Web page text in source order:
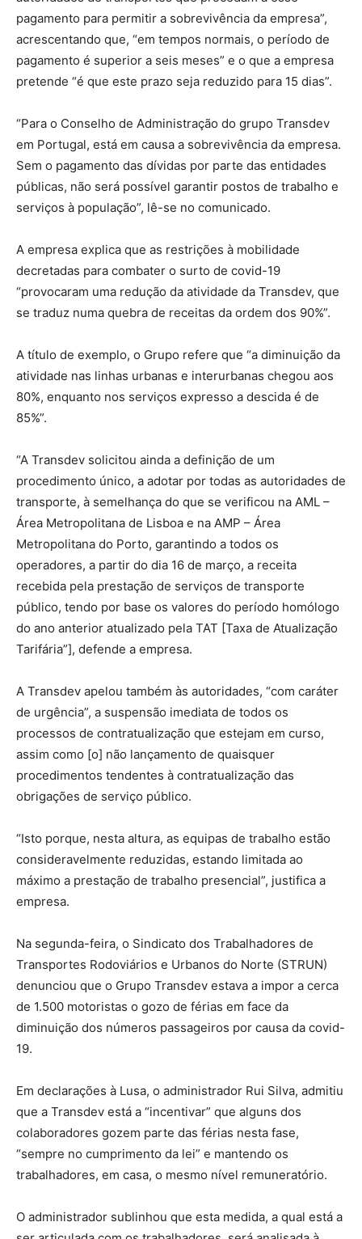
pagamento para permitir a sobrevivência da empresa”,
acrescentando que, “em tempos normais, o período de
pagamento é superior a seis meses” e o que a empresa
pretende “é que este prazo seja reduzido para 15 dias”.
“Para o Conselho de Administração do grupo Transdev
em Portugal, está em causa a sobrevivência da empresa.
Sem o pagamento das dívidas por parte das entidades
públicas, não será possível garantir postos de trabalho e
serviços à população”, lê-se no comunicado.
A empresa explica que as restrições à mobilidade
decretadas para combater o surto de covid-19
“provocaram uma redução da atividade da Transdev, que
se traduz numa quebra de receitas da ordem dos 90%”.
A título de exemplo, o Grupo refere que “a diminuição da
atividade nas linhas urbanas e interurbanas chegou aos
80%, enquanto nos serviços expresso a descida é de
85%”.
“A Transdev solicitou ainda a definição de um
procedimento único, a adotar por todas as autoridades de
transporte, à semelhança do que se verificou na AML –
Área Metropolitana de Lisboa e na AMP – Área
Metropolitana do Porto, garantindo a todos os
operadores, a partir do dia 16 de março, a receita
recebida pela prestação de serviços de transporte
público, tendo por base os valores do período homólogo
do ano anterior atualizado pela TAT [Taxa de Atualização
Tarifária”], defende a empresa.
A Transdev apelou também às autoridades, “com caráter
de urgência”, a suspensão imediata de todos os
processos de contratualização que estejam em curso,
assim como [o] não lançamento de quaisquer
procedimentos tendentes à contratualização das
obrigações de serviço público.
“Isto porque, nesta altura, as equipas de trabalho estão
consideravelmente reduzidas, estando limitada ao
máximo a prestação de trabalho presencial”, justifica a
empresa.
Na segunda-feira, o Sindicato dos Trabalhadores de
Transportes Rodoviários e Urbanos do Norte (STRUN)
denunciou que o Grupo Transdev estava a impor a cerca
de 1.500 motoristas o gozo de férias em face da
diminuição dos números passageiros por causa da covid-
19.
Em declarações à Lusa, o administrador Rui Silva, admitiu
que a Transdev está a “incentivar” que alguns dos
colaboradores gozem parte das férias nesta fase,
“sempre no cumprimento da lei” e mantendo os
trabalhadores, em casa, o mesmo nível remuneratório.
O administrador sublinhou que esta medida, a qual está a